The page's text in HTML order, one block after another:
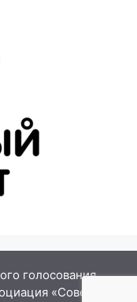
голосования
«Совет